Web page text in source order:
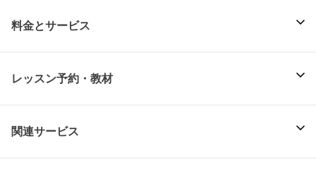
料金とサービス
レッスン予約・教材
関連サービス